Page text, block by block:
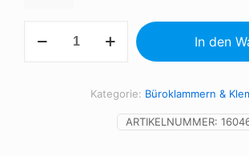
Menge
In den
ARTIKELNUMMER:
Kategorie: Büroklammern &